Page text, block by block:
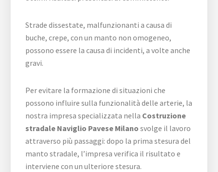
Strade dissestate, malfunzionanti a causa di
buche, crepe, con un manto non omogeneo,
possono essere la causa di incidenti, a volte anche
gravi.
Per evitare la formazione di situazioni che
possono influire sulla funzionalità delle arterie, la
nostra impresa specializzata nella Costruzione
stradale Naviglio Pavese Milano svolge il lavoro
attraverso più passaggi: dopo la prima stesura del
manto stradale, l’impresa verifica il risultato e
interviene con un ulteriore stesura.